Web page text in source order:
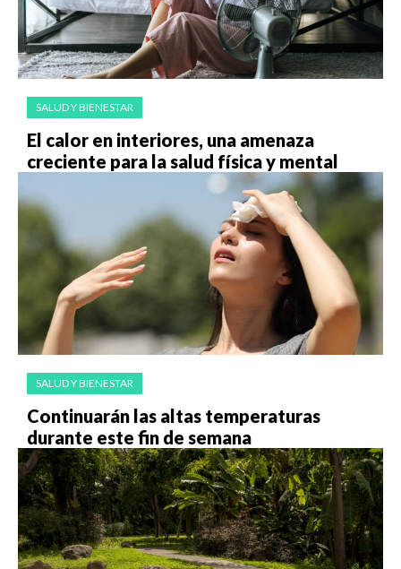
SALUD Y BIENESTAR
El calor en interiores, una amenaza
creciente para la salud física y mental
SALUD Y BIENESTAR
Continuarán las altas temperaturas
durante este fin de semana